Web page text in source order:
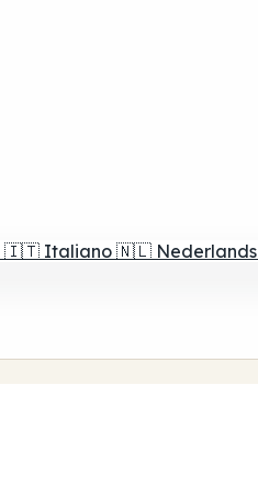
🇮🇹 Italiano 🇳🇱 Nederlands